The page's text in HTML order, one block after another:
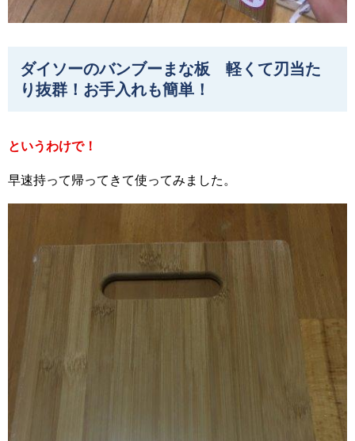
ダイソーのバンブーまな板 軽くて刃当た
り抜群！お手入れも簡単！
というわけで！
早速持って帰ってきて使ってみました。